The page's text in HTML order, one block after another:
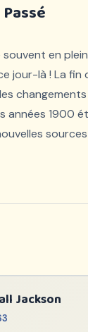
souvent en
jour-là ! La fin
années 1900
Jackson